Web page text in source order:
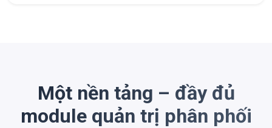
Một nền tảng – đầy đủ
module quản trị phân phối